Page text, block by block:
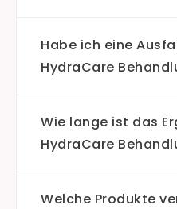
Habe ich eine
HydraCare
Wie lange ist das
HydraCare
Welche Produkte